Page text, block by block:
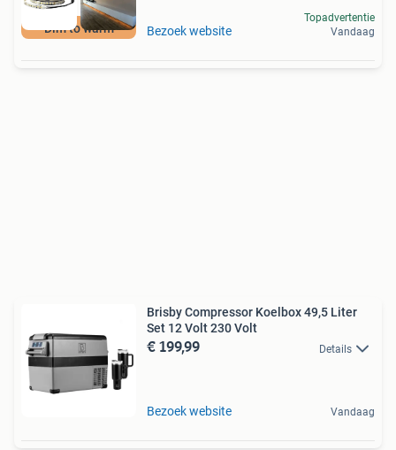
Dim to warm Bezoek website
Topadvertentie
Vandaag
Brisby Compressor Koelbox 49,5 Liter
Set 12 Volt 230 Volt
€ 199,99 Details
Bezoek website Vandaag